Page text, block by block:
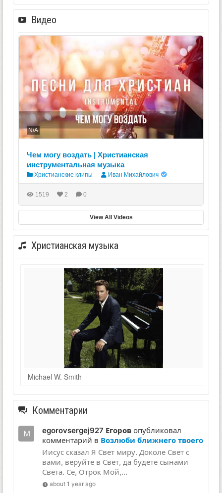
Видео
N/A
Чем могу воздать | Христианская
инструментальная музыка
Христианские клипы Иван Михайлович
1519 2 0
View All Videos
Христианская музыка
Michael W. Smith
Комментарии
egorovsergej927 Егоров опубликовал
комментарий в Возлюби ближнего твоего
Иисус сказал Я Свет миру. Доколе Свет с
вами, веруйте в Свет, да будете сынами
Света. Се, Отрок Мой,...
about 1 year ago